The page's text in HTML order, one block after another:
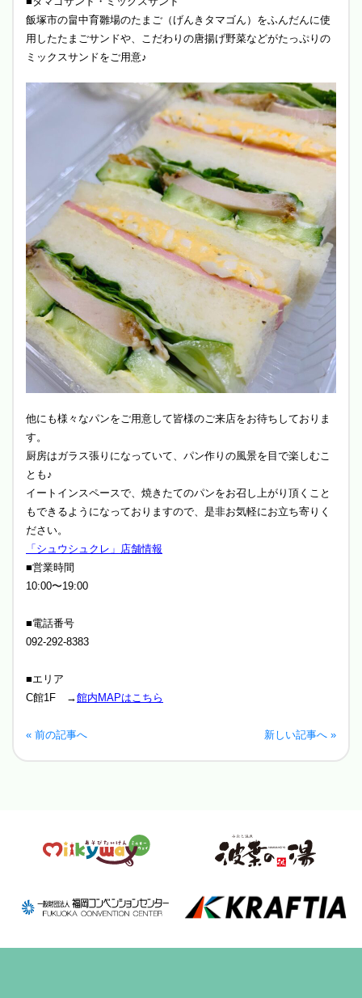
飯塚市の畠中育雛場のたまご（げんきタマゴん）をふんだんに使
用したたまごサンドや、こだわりの唐揚げ野菜などがたっぷりの
ミックスサンドをご用意♪
他にも様々なパンをご用意して皆様のご来店をお待ちしておりま
す。
厨房はガラス張りになっていて、パン作りの風景を目で楽しむこ
とも♪
イートインスペースで、焼きたてのパンをお召し上がり頂くこと
もできるようになっておりますので、是非お気軽にお立ち寄りく
ださい。
「シュウシュクレ」店舗情報
■営業時間
10:00〜19:00
■電話番号
092-292-8383
■エリア
C館1F →館内MAPはこちら
« 前の記事へ 新しい記事へ »